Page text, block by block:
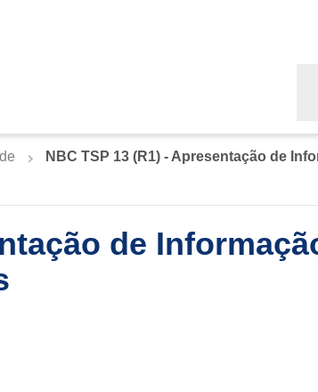
NBC TSP 13 (R1) - Apresentação de
de